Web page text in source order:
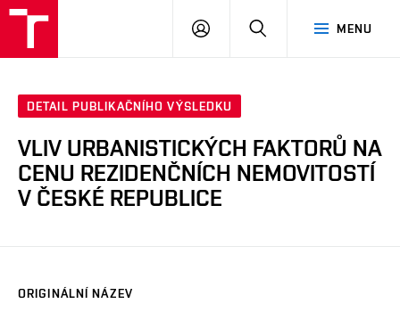
MENU
PŘIHLÁSIT
DETAIL PUBLIKAČNÍHO VÝSLEDKU
VLIV URBANISTICKÝCH FAKTORŮ NA
CENU REZIDENČNÍCH NEMOVITOSTÍ
V ČESKÉ REPUBLICE
ORIGINÁLNÍ NÁZEV